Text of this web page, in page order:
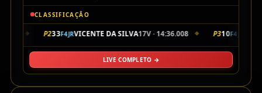
CLASSIFICAÇÃO
◆ P233F4JRVICENTE DA SILVA17V · 14:36.008 ◆ P310F4JR
LIVE COMPLETO →